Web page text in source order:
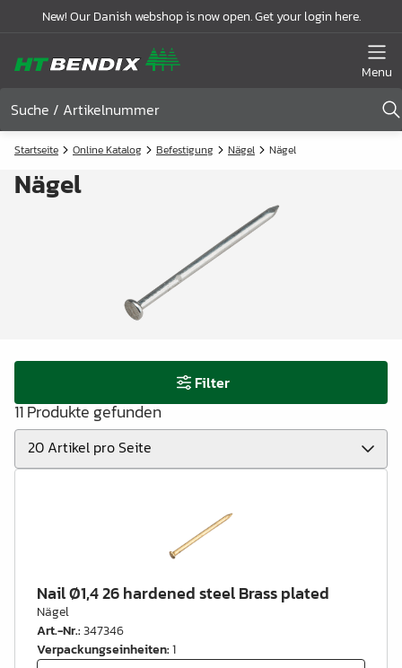
New! Our Danish webshop is now open. Get your login here.
Menu
Startseite Online Katalog Befestigung Nägel Nägel
Nägel
Filter
11 Produkte gefunden
Nail Ø1,4 26 hardened steel Brass plated
Nägel
Art.-Nr.:347346
Verpackungseinheiten:1